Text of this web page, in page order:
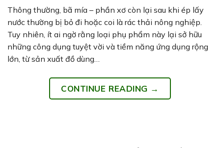
Thông thường, bã mía – phần xơ còn lại sau khi ép lấy
nước thường bị bỏ đi hoặc coi là rác thải nông nghiệp.
Tuy nhiên, ít ai ngờ rằng loại phụ phẩm này lại sở hữu
những công dụng tuyệt vời và tiềm năng ứng dụng rộng
lớn, từ sản xuất đồ dùng…
CONTINUE READING →